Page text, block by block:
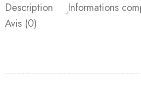
Description
Informations
Avis (0)